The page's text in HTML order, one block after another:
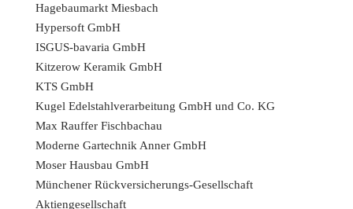
Hagebaumarkt Miesbach
Hypersoft GmbH
ISGUS-bavaria GmbH
Kitzerow Keramik GmbH
KTS GmbH
Kugel Edelstahlverarbeitung GmbH und Co. KG
Max Rauffer Fischbachau
Moderne Gartechnik Anner GmbH
Moser Hausbau GmbH
Münchener Rückversicherungs-Gesellschaft
Aktiengesellschaft